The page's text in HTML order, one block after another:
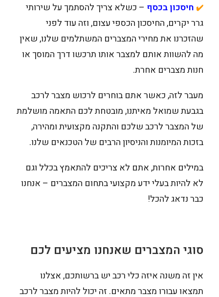
✔️ חיסכון בכסף – כשלא צריך להסתמך על שירותי
גרר יקרים, החיסכון הכספי עצום, וזה עוד לפני
שהזכרנו את מחירי המצברים המשתלמים שלנו, שאין
מה להשוות אותם למצבר אותו תרכשו דרך המוסך או
חנות מצברים אחרת.
מעבר לזה, כאשר אתם בוחרים לרכוש מצבר לרכב
בגבעת שמואל מאיתנו, מובטחת לכם התאמה מושלמת
של המצבר לרכב שלכם והתקנה מקצועית ומהירה,
בזכות המיומנות והניסיון הרבים של הטכנאים שלנו.
במילים אחרות, אתם לא צריכים להתאמץ בכלל וגם
לא להיות בעלי ידע מקצועי בתחום המצברים – אנחנו
כבר נדאג להכל!
סוגי המצברים שאנחנו מציעים לכם
אין זה משנה איזה כלי רכב יש ברשותכם, אצלנו
תמצאו עבורו מצבר מתאים. זה יכול להיות מצבר לרכב